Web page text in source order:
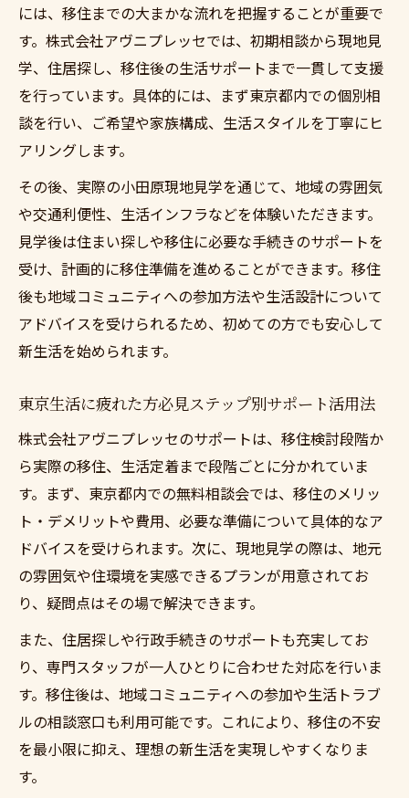
には、移住までの大まかな流れを把握することが重要で
す。株式会社アヴニプレッセでは、初期相談から現地見
学、住居探し、移住後の生活サポートまで一貫して支援
を行っています。具体的には、まず東京都内での個別相
談を行い、ご希望や家族構成、生活スタイルを丁寧にヒ
アリングします。
その後、実際の小田原現地見学を通じて、地域の雰囲気
や交通利便性、生活インフラなどを体験いただきます。
見学後は住まい探しや移住に必要な手続きのサポートを
受け、計画的に移住準備を進めることができます。移住
後も地域コミュニティへの参加方法や生活設計について
アドバイスを受けられるため、初めての方でも安心して
新生活を始められます。
東京生活に疲れた方必見ステップ別サポート活用法
株式会社アヴニプレッセのサポートは、移住検討段階か
ら実際の移住、生活定着まで段階ごとに分かれていま
す。まず、東京都内での無料相談会では、移住のメリッ
ト・デメリットや費用、必要な準備について具体的なア
ドバイスを受けられます。次に、現地見学の際は、地元
の雰囲気や住環境を実感できるプランが用意されてお
り、疑問点はその場で解決できます。
また、住居探しや行政手続きのサポートも充実してお
り、専門スタッフが一人ひとりに合わせた対応を行いま
す。移住後は、地域コミュニティへの参加や生活トラブ
ルの相談窓口も利用可能です。これにより、移住の不安
を最小限に抑え、理想の新生活を実現しやすくなりま
す。